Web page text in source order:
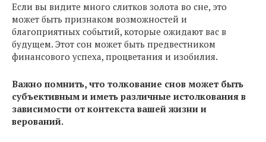
Если вы видите много слитков золота во сне, это
может быть признаком возможностей и
благоприятных событий, которые ожидают вас в
будущем. Этот сон может быть предвестником
финансового успеха, процветания и изобилия.
Важно помнить, что толкование снов может быть
субъективным и иметь различные истолкования в
зависимости от контекста вашей жизни и
верований.